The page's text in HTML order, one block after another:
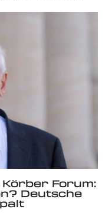
Forum:
Deutsche